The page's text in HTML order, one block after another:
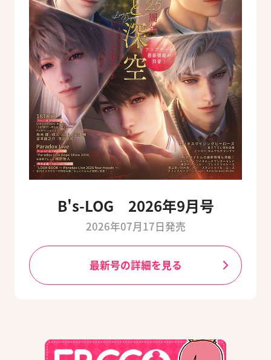
B's-LOG 2026年9月号
2026年07月17日発売
最新号の詳細を見る